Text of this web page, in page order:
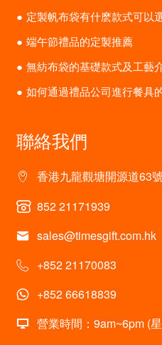
定製帆布袋有什麽款式可以
端午節禮品的定製推薦
無紡布袋的基礎款式及工藝
如何通過禮品公司進行餐具
聯絡我們
香港九龍觀塘開源道63
852 21171939
sales@timesgift.com.hk
+852 21170083
+852 66618839
營業時間：9am~6pm (